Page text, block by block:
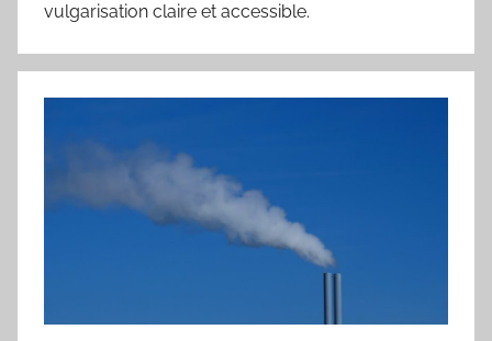
vulgarisation claire et accessible.